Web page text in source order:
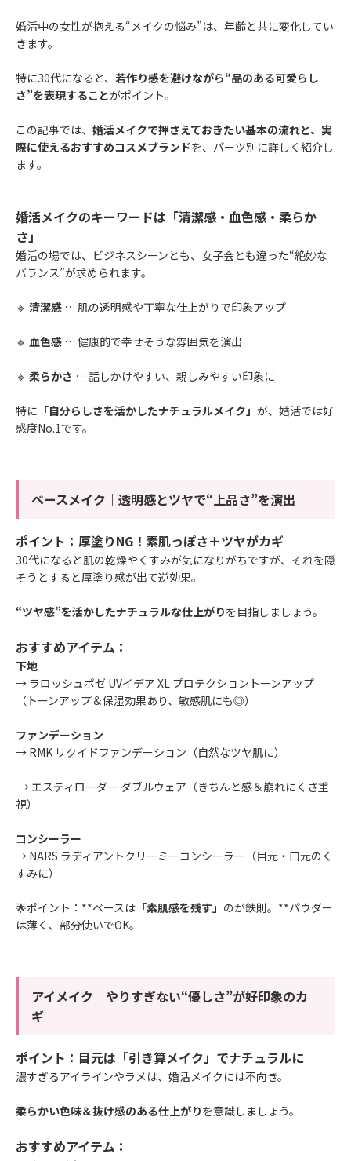
婚活中の女性が抱える“メイクの悩み”は、年齢と共に変化してい
きます。
特に30代になると、 若作り感を避けながら“品のある可愛らし
さ”を表現することがポイント。
この記事では、 婚活メイクで押さえておきたい基本の流れと、実
際に使えるおすすめコスメブランドを、パーツ別に詳しく紹介し
ます。
婚活メイクのキーワードは「清潔感・血色感・柔らか
さ」
婚活の場では、ビジネスシーンとも、女子会とも違った“絶妙な
バランス”が求められます。
🔹 清潔感 … 肌の透明感や丁寧な仕上がりで印象アップ
🔹 血色感 … 健康的で幸せそうな雰囲気を演出
🔹 柔らかさ … 話しかけやすい、親しみやすい印象に
特に 「自分らしさを活かしたナチュラルメイク」 が、婚活では好
感度No.1です。
ベースメイク｜透明感とツヤで“上品さ”を演出
ポイント：厚塗りNG！素肌っぽさ＋ツヤがカギ
30代になると肌の乾燥やくすみが気になりがちですが、それを隠
そうとすると厚塗り感が出て逆効果。
“ツヤ感”を活かしたナチュラルな仕上がりを目指しましょう。
おすすめアイテム：
下地
→ ラロッシュポゼ UVイデア XL プロテクショントーンアップ
（トーンアップ＆保湿効果あり、敏感肌にも◎）
ファンデーション
→ RMK リクイドファンデーション （自然なツヤ肌に）
→エスティローダー ダブルウェア （きちんと感＆崩れにくさ重
視）
コンシーラー
→ NARS ラディアントクリーミーコンシーラー （目元・口元のく
すみに）
🌟ポイント：**ベースは 「素肌感を残す」 のが鉄則。**パウダー
は薄く、部分使いでOK。
アイメイク｜やりすぎない“優しさ”が好印象のカ
ギ
ポイント：目元は「引き算メイク」でナチュラルに
濃すぎるアイラインやラメは、婚活メイクには不向き。
柔らかい色味＆抜け感のある仕上がりを意識しましょう。
おすすめアイテム：